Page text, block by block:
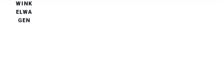
WINK
ELWA
GEN